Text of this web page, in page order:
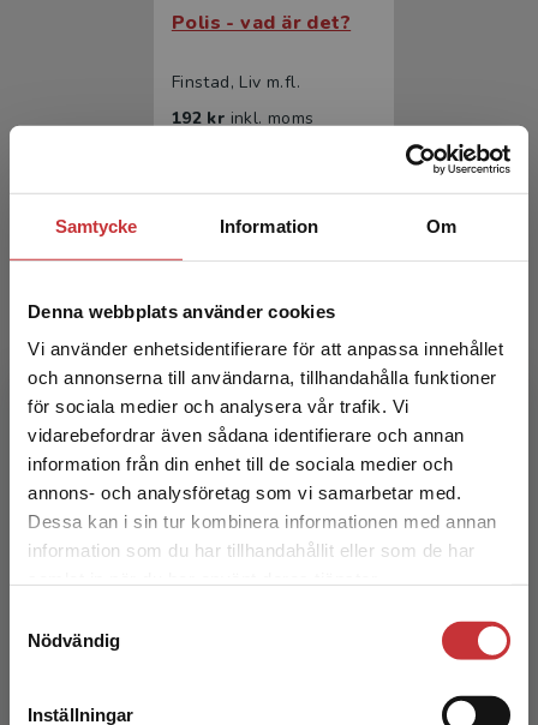
Samtycke Information Om
Denna webbplats använder cookies
Vi använder enhetsidentifierare för att anpassa innehållet
och annonserna till användarna, tillhandahålla funktioner
för sociala medier och analysera vår trafik. Vi
vidarebefordrar även sådana identifierare och annan
information från din enhet till de sociala medier och
annons- och analysföretag som vi samarbetar med.
Dessa kan i sin tur kombinera informationen med annan
information som du har tillhandahållit eller som de har
Nödvändig
Inställningar
Begränsad fraktregion
Det verkar som att du besöker
studentlitteratur.se via en enhet utanför Sverige.
Vi erbjuder inte leveranser utanför Sverige. För
att kunna slutföra ett köp måste
Polis - vad är det?
Finstad, Liv m.fl.
192 kr inkl. moms
Polis - vad är det?
Finstad, Liv m.fl.
311 krinkl. moms
Exkl. moms: 293 kr